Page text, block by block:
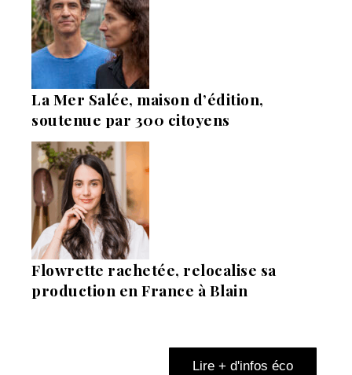
La Mer Salée, maison d’édition,
soutenue par 300 citoyens
Flowrette rachetée, relocalise sa
production en France à Blain
Lire + d'infos éco